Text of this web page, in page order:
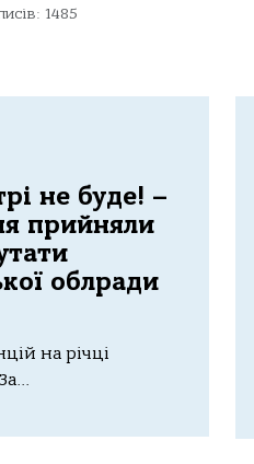
1485
не буде! –
прийняли
облради
на річці